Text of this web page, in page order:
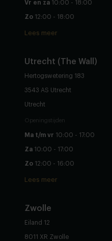
Vr en za 10:00 - 18:00
Zo 12:00 - 18:00
Lees meer
Utrecht (The Wall)
Hertogswetering 183
3543 AS Utrecht
Utrecht
Openingstijden
Ma t/m vr 10:00 - 17:00
Za 10:00 - 17:00
Zo 12:00 - 16:00
Lees meer
Zwolle
Eiland 12
8011 XR Zwolle